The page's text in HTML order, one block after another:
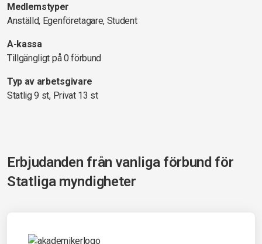
Medlemstyper
Anställd, Egenföretagare, Student
A-kassa
Tillgängligt på 0 förbund
Typ av arbetsgivare
Statlig 9 st, Privat 13 st
Erbjudanden från vanliga förbund för
Statliga myndigheter